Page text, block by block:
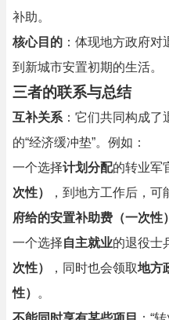
补助。
核心目的 ：体现地方政府
到新城市安置初期的生活。
三者的联系与总结
互补关系 ：它们共同构成
的“经济缓冲垫”。例如：
一个选择计划分配的转业军
次性）
，到地方工作后，
府给的安置补助费（一次性）
一个选择自主就业的退役士
次性）
，同时也会领取地方
性）
。